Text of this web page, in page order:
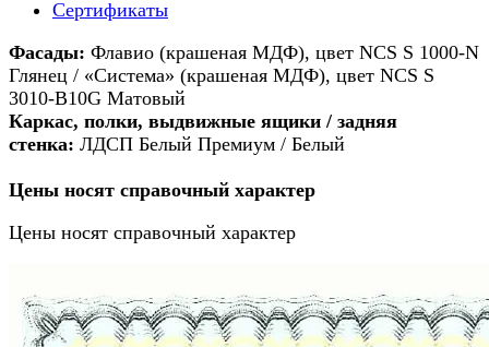
Сертификаты
Фасады: Флавио (крашеная МДФ), цвет NCS S 1000-N
Глянец / «Система» (крашеная МДФ), цвет NCS S
3010-B10G Матовый
Каркас, полки, выдвижные ящики / задняя
стенка: ЛДСП Белый Премиум / Белый
Цены носят справочный характер
Цены носят справочный характер